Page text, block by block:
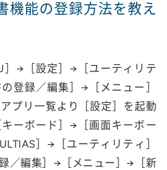
機能の登録方法を教え
］→［設定］→［ユーティリテ
登録／編集］→［メニュー］
プリ一覧より［設定］を起動
ーボード］→［画面キーボー
］→［ユーティリティ］
／編集］→［メニュー］→［新